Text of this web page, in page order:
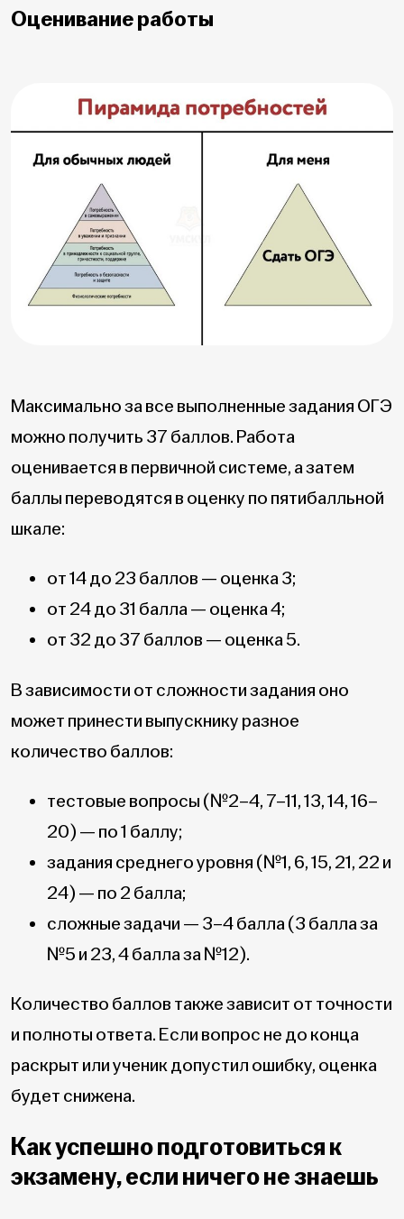
Оценивание работы
Максимально за все выполненные задания ОГЭ
можно получить 37 баллов. Работа
оценивается в первичной системе, а затем
баллы переводятся в оценку по пятибалльной
шкале:
от 14 до 23 баллов — оценка 3;
от 24 до 31 балла — оценка 4;
от 32 до 37 баллов — оценка 5.
В зависимости от сложности задания оно
может принести выпускнику разное
количество баллов:
тестовые вопросы (№2–4, 7–11, 13, 14, 16–
20) — по 1 баллу;
задания среднего уровня (№1, 6, 15, 21, 22 и
24) — по 2 балла;
сложные задачи — 3–4 балла (3 балла за
№5 и 23, 4 балла за №12).
Количество баллов также зависит от точности
и полноты ответа. Если вопрос не до конца
раскрыт или ученик допустил ошибку, оценка
будет снижена.
Как успешно подготовиться к
экзамену, если ничего не знаешь